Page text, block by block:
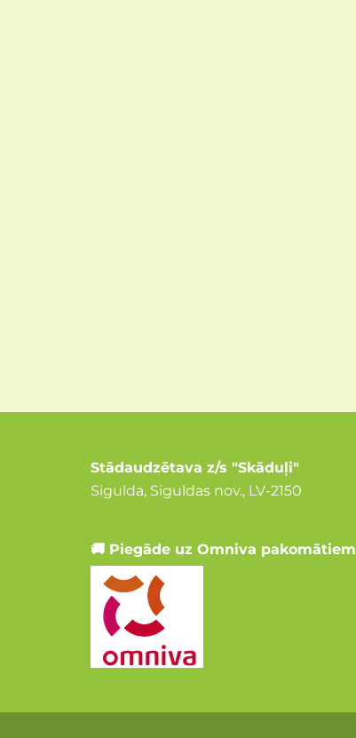
Stādaudzētava z/s "Skāduļi"
Sigulda, Siguldas nov., LV-2150
🚚 Piegāde uz Omniva pakomātiem